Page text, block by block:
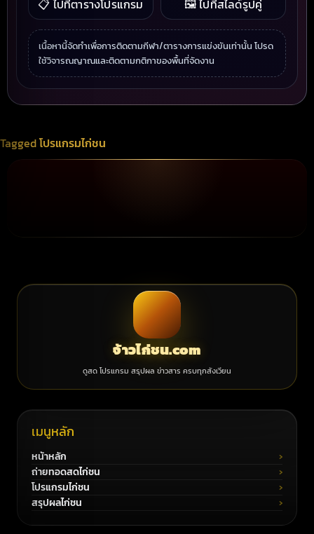
📋 ไปที่ตารางโปรแกรม 🖼 ไปที่สไลด์รูปคู่
เนื้อหานี้จัดทำเพื่อการติดตามกีฬา/ตารางการแข่งขันเท่านั้น โปรด
ใช้วิจารณญาณและติดตามกติกาของพื้นที่จัดงาน
Taggedโปรแกรมไก่ชน
จ้าวไก่ชน.com
ดูสด โปรแกรม สรุปผล ข่าวสาร ครบทุกสังเวียน
เมนูหลัก
หน้าหลัก
ถ่ายทอดสดไก่ชน
โปรแกรมไก่ชน
สรุปผลไก่ชน